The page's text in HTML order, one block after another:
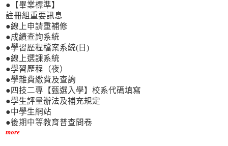
●【畢業標準】
註冊組重要訊息
●線上申請重補修
●成績查詢系統
●學習歷程檔案系統(日)
●線上選課系統
●學習歷程（夜）
●學雜費繳費及查詢
●四技二專【甄選入學】校系代碼填寫
●學生評量辦法及補充規定
●中學生網站
●後期中等教育普查問卷
more